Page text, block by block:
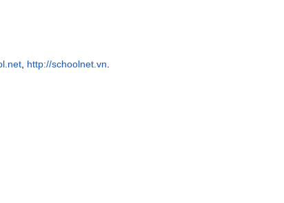
http://schoolnet.vn